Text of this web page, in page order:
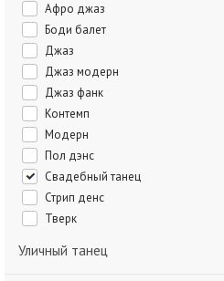
Афро джаз
Боди балет
Джаз
Джаз модерн
Джаз фанк
Контемп
Модерн
Пол дэнс
Свадебный танец
Стрип денс
Тверк
Уличный танец